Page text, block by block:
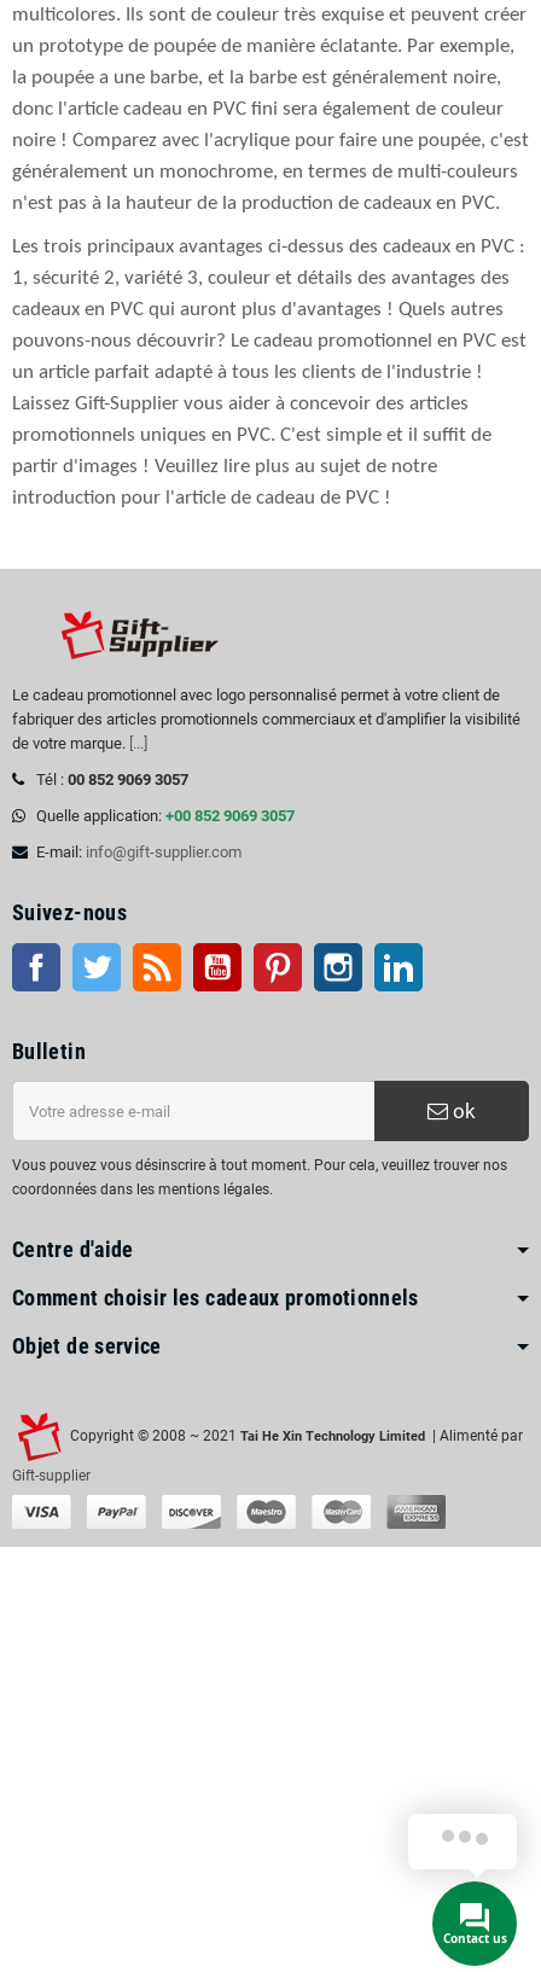
multicolores. Ils sont de couleur très exquise et peuvent créer
un prototype de poupée de manière éclatante. Par exemple,
la poupée a une barbe, et la barbe est généralement noire,
donc l'article cadeau en PVC fini sera également de couleur
noire ! Comparez avec l'acrylique pour faire une poupée, c'est
généralement un monochrome, en termes de multi-couleurs
n'est pas à la hauteur de la production de cadeaux en PVC.
Les trois principaux avantages ci-dessus des cadeaux en PVC :
1, sécurité 2, variété 3, couleur et détails des avantages des
cadeaux en PVC qui auront plus d'avantages ! Quels autres
pouvons-nous découvrir? Le cadeau promotionnel en PVC est
un article parfait adapté à tous les clients de l'industrie !
Laissez Gift-Supplier vous aider à concevoir des articles
promotionnels uniques en PVC. C'est simple et il suffit de
partir d'images ! Veuillez lire plus au sujet de notre
introduction pour l'article de cadeau de PVC !
Le cadeau promotionnel avec logo personnalisé permet à votre client de
fabriquer des articles promotionnels commerciaux et d'amplifier la visibilité
de votre marque. [...]
Tél : 00 852 9069 3057
Quelle application: +00 852 9069 3057
E-mail: info@gift-supplier.com
Suivez-nous
Facebook Twitter RSS Youtube Pinterest Instagram
Bulletin
ok
Vous pouvez vous désinscrire à tout moment. Pour cela, veuillez trouver nos
coordonnées dans les mentions légales.
Centre d'aide
Comment choisir les cadeaux promotionnels
Objet de service
Copyright © 2008 ~ 2021 Tai He Xin Technology Limited | Alimenté par
Gift-supplier
Contact us